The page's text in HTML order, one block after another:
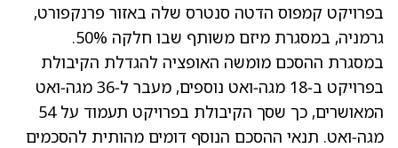
בפרויקט קמפוס הדטה סנטרס שלה באזור פרנקפורט,
גרמניה, במסגרת מיזם משותף שבו חלקה 50%.
במסגרת ההסכם מומשה האופציה להגדלת הקיבולת
בפרויקט ב‑18 מגה‑ואט נוספים, מעבר ל‑36 מגה‑ואט
המאושרים, כך שסך הקיבולת בפרויקט תעמוד על 54
מגה‑ואט. תנאי ההסכם הנוסף דומים מהותית להסכמים